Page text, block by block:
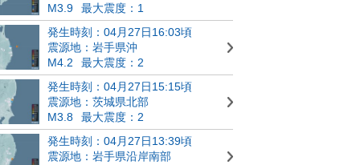
M3.9
最大震度：1
発生時刻：04月27日16:03頃
震源地：岩手県沖
M4.2
最大震度：2
発生時刻：04月27日15:15頃
震源地：茨城県北部
M3.8
最大震度：2
発生時刻：04月27日13:39頃
震源地：岩手県沿岸南部